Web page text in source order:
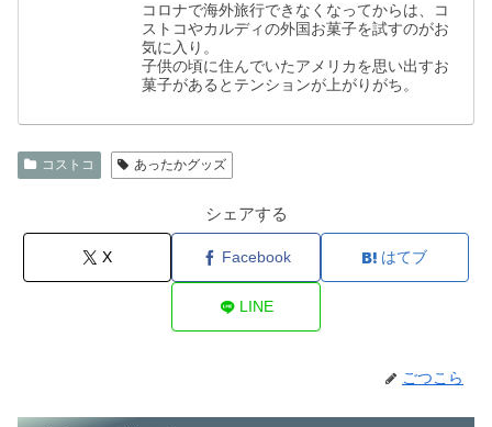
コロナで海外旅行できなくなってからは、コ
ストコやカルディの外国お菓子を試すのがお
気に入り。
子供の頃に住んでいたアメリカを思い出すお
菓子があるとテンションが上がりがち。
コストコ あったかグッズ
シェアする
X Facebook はてブ
LINE
ごつこら